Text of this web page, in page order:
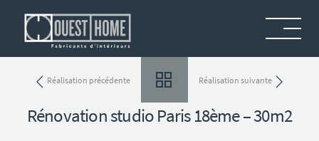
Menu
Rénovation studio Paris 18ème – 30m2
Réalisation précédente Réalisation suivante